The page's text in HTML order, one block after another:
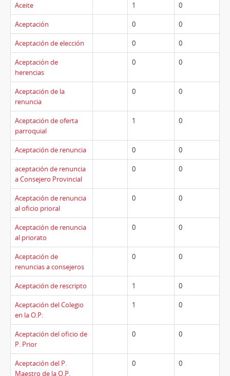
Aceite 1 0
Aceptación 0 0
Aceptación de elección 0 0
Aceptación de
herencias
0 0
Aceptación de la
renuncia
0 0
Aceptación de oferta
parroquial
1 0
Aceptación de renuncia 0 0
aceptación de renuncia
a Consejero Provincial
0 0
Aceptación de renuncia
al oficio prioral
0 0
Aceptación de renuncia
al priorato
0 0
Aceptación de
renuncias a consejeros
0 0
Aceptación de rescripto 1 0
Aceptación del Colegio
en la O.P:
1 0
Aceptación del oficio de
P. Prior
0 0
Aceptación del P.
Maestro de la O.P.
0 0